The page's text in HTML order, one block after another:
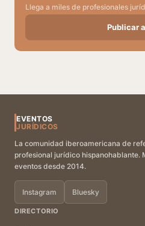
Llega a miles de profesionales
Publicar
EVENTOS
JURÍDICOS
La comunidad iberoamericana de
profesional jurídico hispanohablante.
eventos desde 2014.
Instagram Bluesky
DIRECTORIO